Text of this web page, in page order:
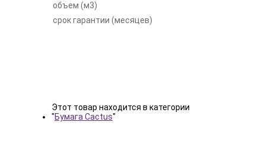
объем (м3)
срок гарантии (месяцев)
Этот товар находится в категории
"Бумага Cactus"